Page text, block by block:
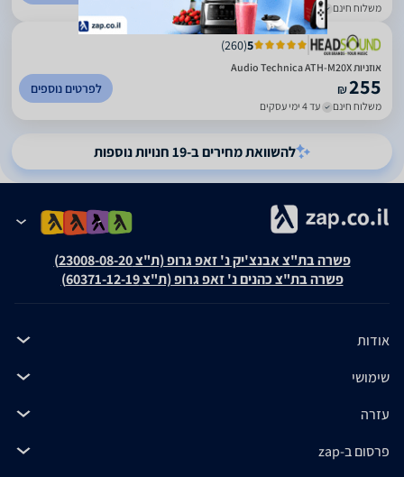
משלוח חינם עד 5 ימי עסקים
5
(
260
)
אוזניות Audio Technica ATH-M20X
₪255
משלוח חינם עד 4 ימי עסקים
לפרטים נוספים
להשוואת מחירים ב-19 חנויות נוספות
פשרה בת"צ אבנצ'יק נ' זאפ גרופ (ת"צ 23008-08-20)
פשרה בת"צ כהנים נ' זאפ גרופ (ת"צ 60371-12-19)
אודות
שימושי
עזרה
פרסום ב-zap